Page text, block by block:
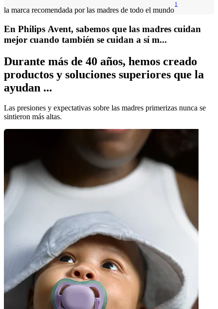
la marca recomendada por las madres de todo el mundo
1
En Philips Avent, sabemos que las madres cuidan
mejor cuando también se cuidan a sí m...
Durante más de 40 años, hemos creado
productos y soluciones superiores que la
ayudan ...
Las presiones y expectativas sobre las madres primerizas nunca se
sintieron más altas.